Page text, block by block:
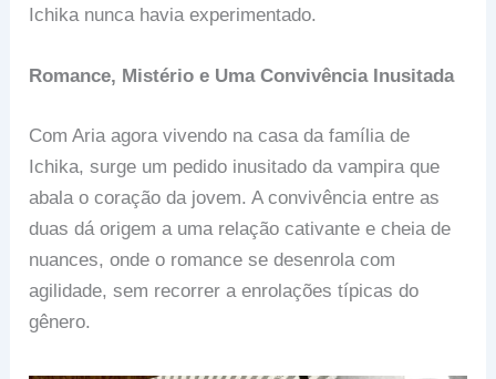
Ichika nunca havia experimentado.
Romance, Mistério e Uma Convivência Inusitada
Com Aria agora vivendo na casa da família de
Ichika, surge um pedido inusitado da vampira que
abala o coração da jovem. A convivência entre as
duas dá origem a uma relação cativante e cheia de
nuances, onde o romance se desenrola com
agilidade, sem recorrer a enrolações típicas do
gênero.